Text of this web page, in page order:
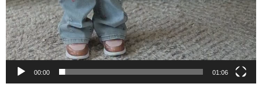
00:00 01:06